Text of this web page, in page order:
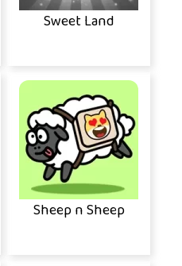
Sweet Land
Sheep n Sheep